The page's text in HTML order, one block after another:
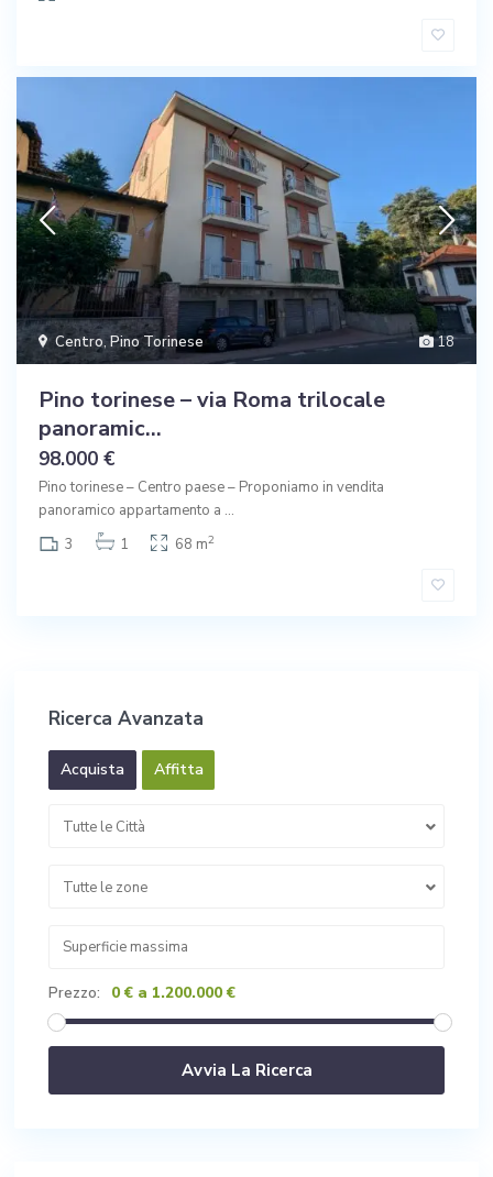
18
Centro,Pino Torinese
Pino torinese – via Roma trilocale
panoramic...
98.000 €
Pino torinese – Centro paese – Proponiamo in vendita
panoramico appartamento a ...
3
1 68 m2
Ricerca Avanzata
Acquista Affitta
Tutte le Città
Tutte le zone
Prezzo: 0 € a 1.200.000 €